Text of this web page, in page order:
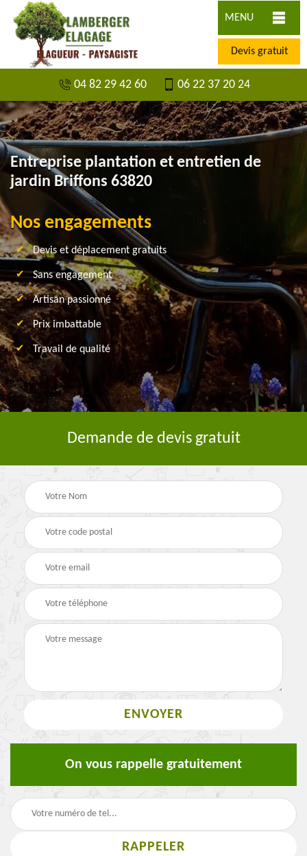
MENU
Devis gratuit
04 82 29 42 60 06 22 37 20 24
Entreprise plantation et entretien de
jardin Briffons 63820
Nos engagements
Devis et déplacement gratuits
Sans engagement
Artisan passionné
Prix imbattable
Travail de qualité
Demande de devis gratuit
On vous rappelle gratuitement